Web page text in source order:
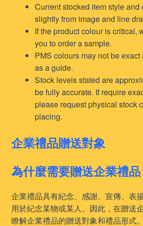
Current stocked item style and
slightly from image and line
If the product colour is critical,
you to order a sample.
PMS colours may not be
as a guide.
Stock levels stated are
be fully accurate. If require
please request physical stock
placing.
企業禮品贈送對象
為什麼需要贈送企業禮品
企業禮品具有紀念、感謝、宣傳、表
用於紀念某物或某人。因此，在贈送
瞭解企業禮品的贈送對象和禮品形式